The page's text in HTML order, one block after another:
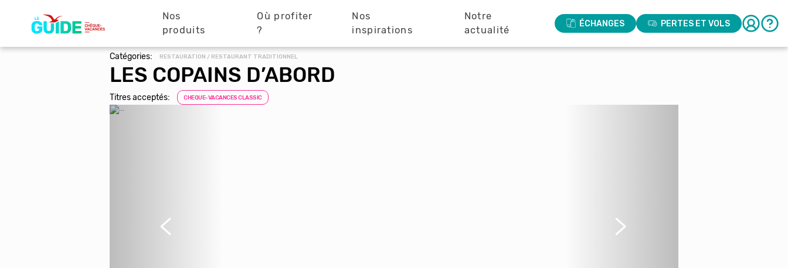
principale
Nos
produits
Où profiter
?
Nos
inspirations
Notre
actualité
ÉCHANGES PERTES ET VOLS
Catégories: RESTAURATION / RESTAURANT TRADITIONNEL
LES COPAINS D’ABORD
Titres acceptés: CHEQUE-VACANCES CLASSIC
Précédent Suivant